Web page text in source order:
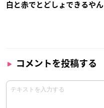
白と赤でとどしょできるやん
コメントを投稿する